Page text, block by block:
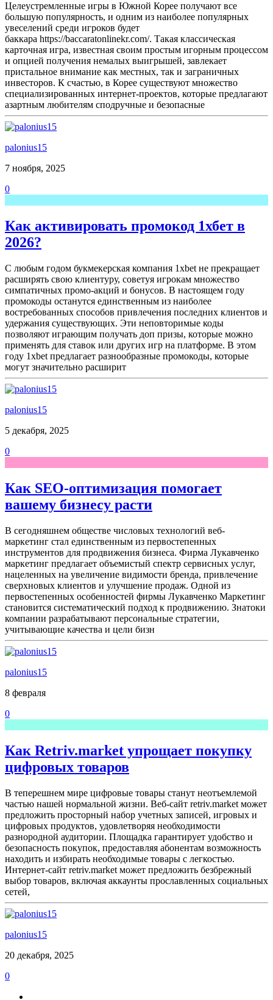
Целеустремленные игры в Южной Корее получают все
большую популярность, и одним из наиболее популярных
увеселений среди игроков будет
баккара https://baccaratonlinekr.com/. Такая классическая
карточная игра, известная своим простым игорным процессом
и опцией получения немалых выигрышей, завлекает
пристальное внимание как местных, так и заграничных
инвесторов. К счастью, в Корее существуют множество
специализированных интернет-проектов, которые предлагают
азартным любителям сподручные и безопасные
palonius15
7 ноября, 2025
0
Как активировать промокод 1хбет в
2026?
С любым годом букмекерская компания 1xbet не прекращает
расширять свою клиентуру, советуя игрокам множество
симпатичных промо-акций и бонусов. В настоящем году
промокоды останутся единственным из наиболее
востребованных способов привлечения последних клиентов и
удержания существующих. Эти неповторимые коды
позволяют играющим получать доп призы, которые можно
применять для ставок или других игр на платформе. В этом
году 1xbet предлагает разнообразные промокоды, которые
могут значительно расширит
palonius15
5 декабря, 2025
0
Как SEO-оптимизация помогает
вашему бизнесу расти
В сегодняшнем обществе числовых технологий веб-
маркетинг стал единственным из первостепенных
инструментов для продвижения бизнеса. Фирма Лукавченко
маркетинг предлагает объемистый спектр сервисных услуг,
нацеленных на увеличение видимости бренда, привлечение
сверхновых клиентов и улучшение продаж. Одной из
первостепенных особенностей фирмы Лукавченко Маркетинг
становится систематический подход к продвижению. Знатоки
компании разрабатывают персональные стратегии,
учитывающие качества и цели бизн
palonius15
8 февраля
0
Как Retriv.market упрощает покупку
цифровых товаров
В теперешнем мире цифровые товары станут неотъемлемой
частью нашей нормальной жизни. Веб-сайт retriv.market может
предложить просторный набор учетных записей, игровых и
цифровых продуктов, удовлетворяя необходимости
разнородной аудитории. Площадка гарантирует удобство и
безопасность покупок, предоставляя абонентам возможность
находить и избирать необходимые товары с легкостью.
Интернет-сайт retriv.market может предложить безбрежный
выбор товаров, включая аккаунты прославленных социальных
сетей,
palonius15
20 декабря, 2025
0